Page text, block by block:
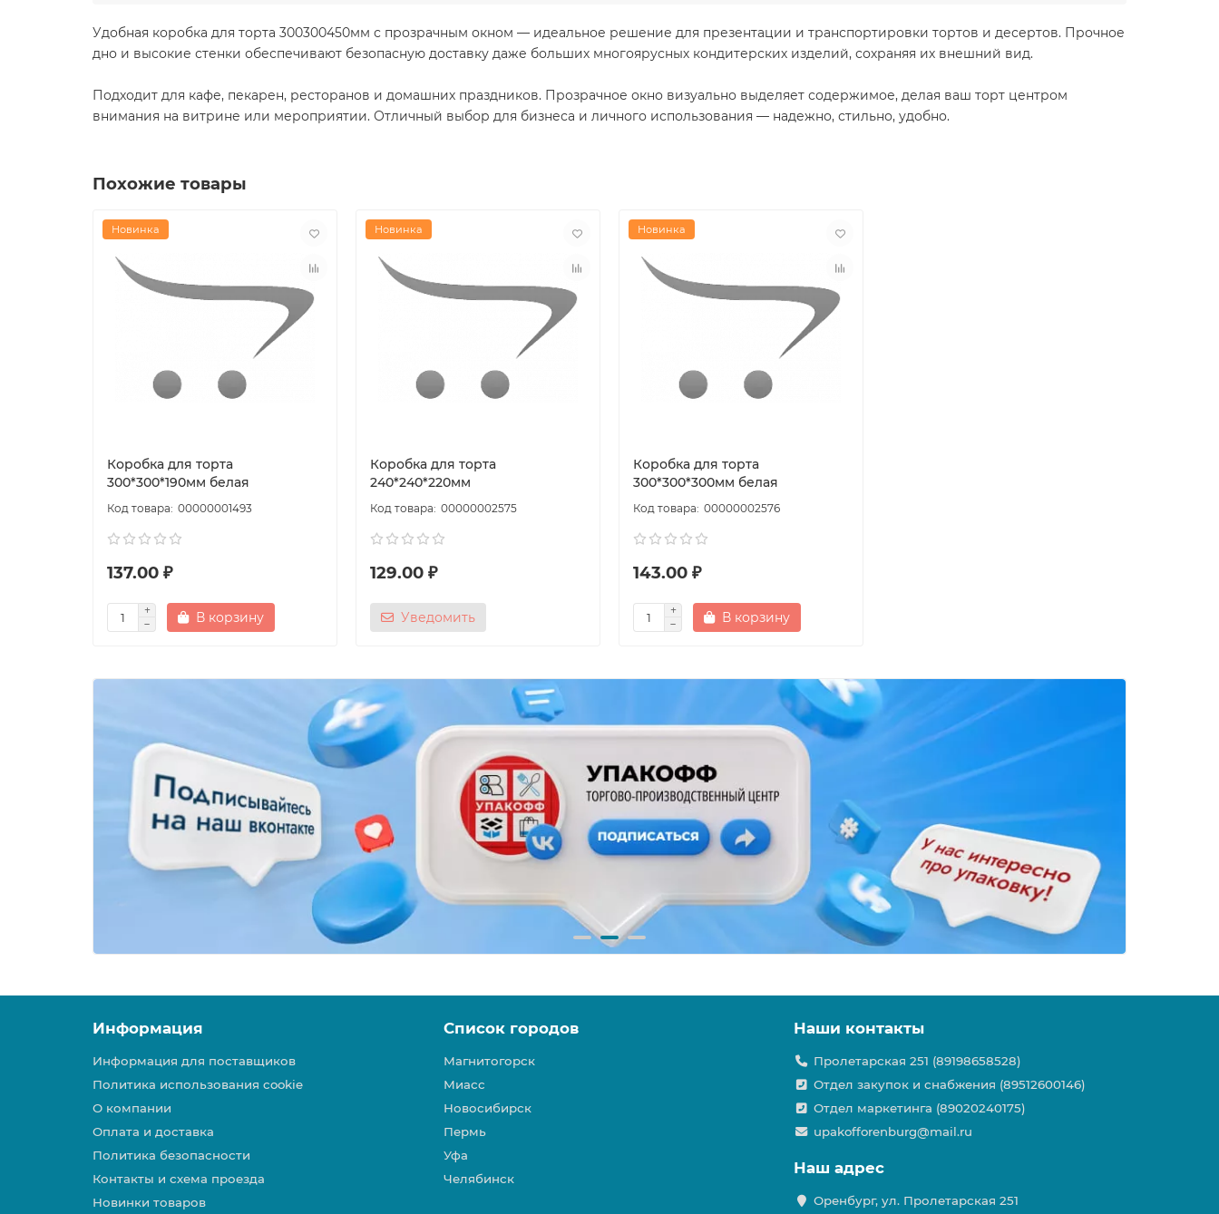
Удобная коробка для торта 300300450мм с прозрачным окном — идеальное решение для презентации и транспортировки тортов и десертов. Прочное
дно и высокие стенки обеспечивают безопасную доставку даже больших многоярусных кондитерских изделий, сохраняя их внешний вид.
Подходит для кафе, пекарен, ресторанов и домашних праздников. Прозрачное окно визуально выделяет содержимое, делая ваш торт центром
внимания на витрине или мероприятии. Отличный выбор для бизнеса и личного использования — надежно, стильно, удобно.
Похожие товары
Новинка
Коробка для торта
300*300*190мм белая
00000001493
137.00 ₽
В корзину
Новинка
Коробка для торта
240*240*220мм
00000002575
129.00 ₽
Уведомить
Новинка
Коробка для торта
300*300*300мм белая
00000002576
143.00 ₽
В корзину
Информация
Информация для поставщиков
Политика использования cookie
О компании
Оплата и доставка
Политика безопасности
Контакты и схема проезда
Новинки товаров
Список городов
Магнитогорск
Миасс
Новосибирск
Пермь
Уфа
Челябинск
Наши контакты
Пролетарская 251 (89198658528)
Отдел закупок и снабжения (89512600146)
Отдел маркетинга (89020240175)
upakofforenburg@mail.ru
Наш адрес
Оренбург, ул. Пролетарская 251